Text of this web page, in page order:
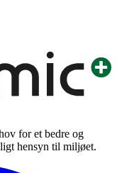
for et bedre og
hensyn til miljøet.